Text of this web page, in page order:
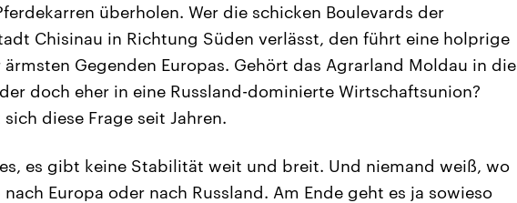
überholen. Wer die schicken Boulevards der
Chisinau in Richtung Süden verlässt, den führt eine holprige
Gegenden Europas. Gehört das Agrarland Moldau in die
doch eher in eine Russland-dominierte Wirtschaftsunion?
diese Frage seit Jahren.
es gibt keine Stabilität weit und breit. Und niemand weiß, wo
Europa oder nach Russland. Am Ende geht es ja sowieso